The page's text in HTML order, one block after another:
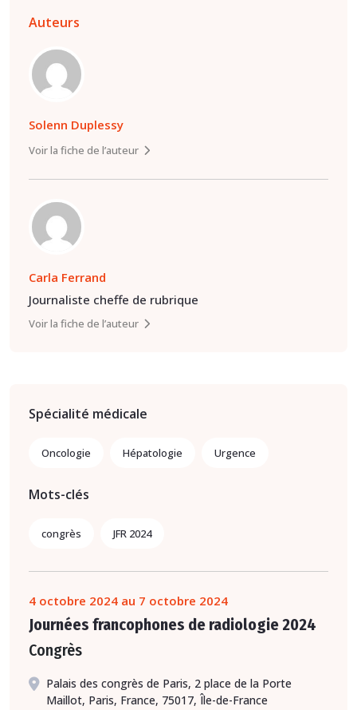
Auteurs
Solenn Duplessy
Voir la fiche de l’auteur
Carla Ferrand
Journaliste cheffe de rubrique
Voir la fiche de l’auteur
Spécialité médicale
Oncologie Hépatologie Urgence
Mots-clés
congrès JFR 2024
4 octobre 2024 au 7 octobre 2024
Journées francophones de radiologie 2024
Congrès
Palais des congrès de Paris, 2 place de la Porte
Maillot, Paris, France, 75017, Île-de-France